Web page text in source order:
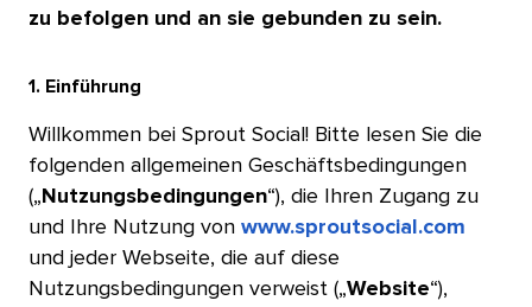
zu befolgen und an sie gebunden zu sein.​​
1. Einführung​​
Willkommen bei Sprout Social! Bitte lesen Sie die
folgenden allgemeinen Geschäftsbedingungen
(„ Nutzungsbedingungen“), die Ihren Zugang zu
und Ihre Nutzung von www.sproutsocial.com
und jeder Webseite, die auf diese
Nutzungsbedingungen verweist („Website“),